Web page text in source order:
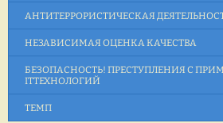
АНТИТЕРРОРИСТИЧЕСКАЯ
НЕЗАВИСИМАЯ ОЦЕНКА КАЧЕСТВА
БЕЗОПАСНОСТЬ! ПРЕСТУПЛЕНИЯ С
ITТЕХНОЛОГИЙ
ТЕМП